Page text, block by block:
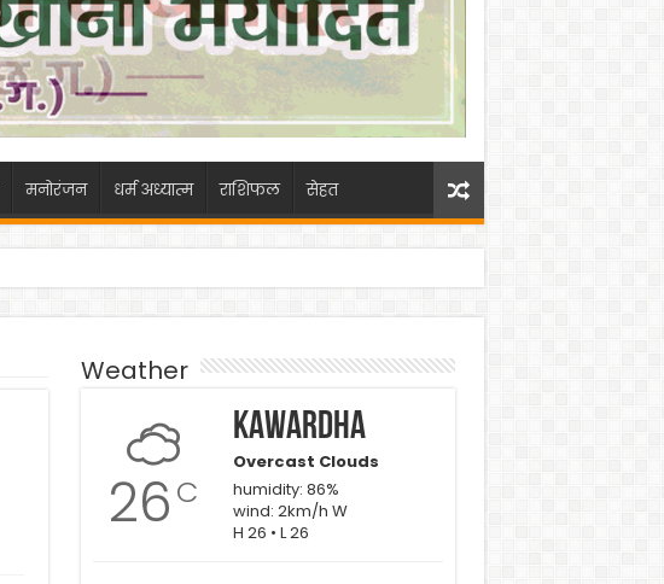
मनोरंजन धर्म अध्यात्म राशिफल सेहत
Weather
26 C
Kawardha
Overcast Clouds
humidity: 86%
wind: 2km/h W
H 26 • L 26